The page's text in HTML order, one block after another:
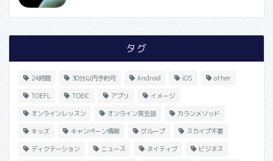
タグ
24時間 30分以内予約可 Android iOS other
TOEFL TOEIC アプリ イメージ
オンラインレッスン オンライン英会話 カランメソッド
キッズ キャンペーン情報 グループ スカイプ不要
ディクテーション ニュース ネイティブ ビジネス